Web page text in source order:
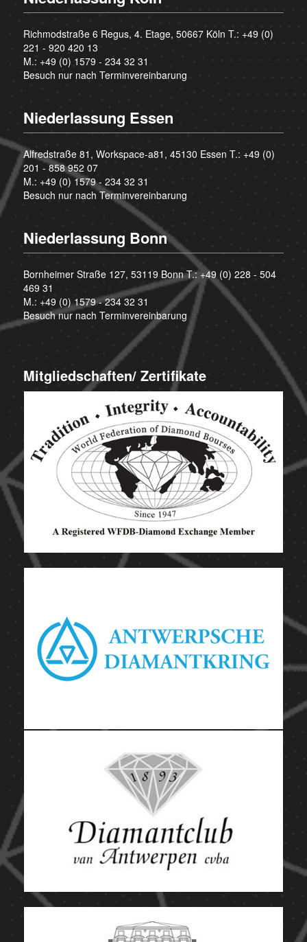
Richmodstraße 6 Regus, 4. Etage, 50667 Köln T.: +49 (0)
221 - 920 420 13
M.: +49 (0) 1579 - 234 32 31
Besuch nur nach Terminvereinbarung
Niederlassung Essen
Alfredstraße 81, Workspace-a81, 45130 Essen T.: +49 (0)
201 - 858 952 07
M.: +49 (0) 1579 - 234 32 31
Besuch nur nach Terminvereinbarung
Niederlassung Bonn
Bornheimer Straße 127, 53119 Bonn T.:+49 (0) 228 - 504
469 31
M.: +49 (0) 1579 - 234 32 31
Besuch nur nach Terminvereinbarung
Mitgliedschaften/ Zertifikate